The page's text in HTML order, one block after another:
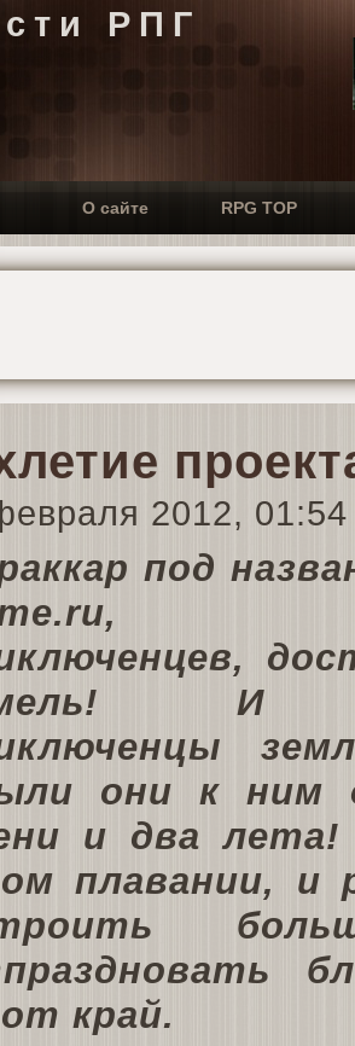
РПГ
О сайте RPG TOP
2012,
под
И
они к ним
и два
плавании, и
край.